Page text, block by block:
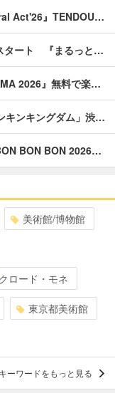
Act'26』TENDOU…
タート 『まるっと…
2026』無料で楽…
キンキングダム」渋…
BON BON 2026…
美術館/博物館
クロード・モネ
東京都美術館
キーワードをもっと見る